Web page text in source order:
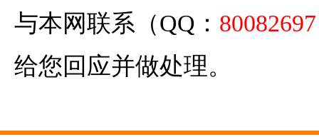
与本网联系（QQ： 80082697
给您回应并做处理。